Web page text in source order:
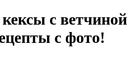
с ветчиной
с фото!